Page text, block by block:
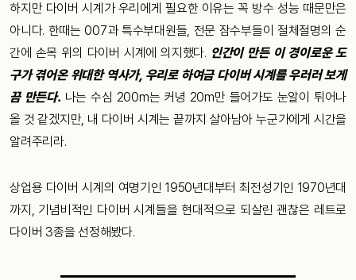
하지만 다이버 시계가 우리에게 필요한 이유는 꼭 방수 성능 때문만은
아니다. 한때는 007과 특수부대원들, 전문 잠수부들이 절체절명의 순
간에 손목 위의 다이버 시계에 의지했다. 인간이 만든 이 경이로운 도
구가 겪어온 위대한 역사가, 우리로 하여금 다이버 시계를 우러러 보게
끔 만든다. 나는 수심 200m는 커녕 20m만 들어가도 눈알이 튀어나
올 것 같겠지만, 내 다이버 시계는 끝까지 살아남아 누군가에게 시간을
알려주리라.
상업용 다이버 시계의 여명기인 1950년대부터 최전성기인 1970년대
까지, 기념비적인 다이버 시계들을 현대적으로 되살린 괜찮은 레트로
다이버 3종을 선정해봤다.